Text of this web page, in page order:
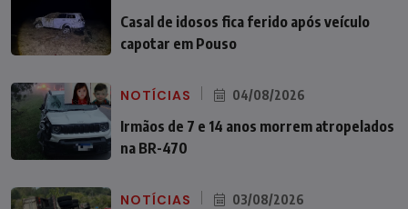
Casal de idosos fica ferido após veículo
capotar em Pouso
NOTÍCIAS 04/08/2026
Irmãos de 7 e 14 anos morrem atropelados
na BR-470
NOTÍCIAS 03/08/2026